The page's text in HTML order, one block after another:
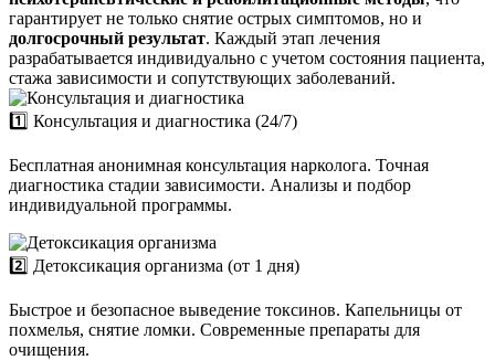
гарантирует не только снятие острых симптомов, но и
долгосрочный результат. Каждый этап лечения
разрабатывается индивидуально с учетом состояния пациента,
стажа зависимости и сопутствующих заболеваний.
1️⃣ Консультация и диагностика (24/7)
Бесплатная анонимная консультация нарколога. Точная
диагностика стадии зависимости. Анализы и подбор
индивидуальной программы.
2️⃣ Детоксикация организма (от 1 дня)
Быстрое и безопасное выведение токсинов. Капельницы от
похмелья, снятие ломки. Современные препараты для
очищения.